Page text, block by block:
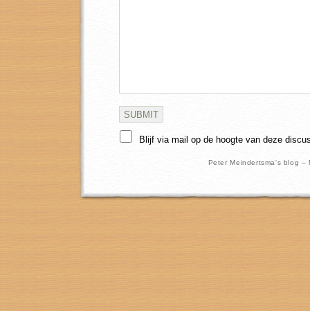
Blijf via mail op de hoogte van deze
Peter Meindertsma's blog